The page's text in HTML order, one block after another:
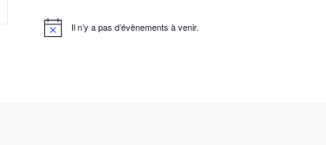
N
Il n’y a pas d’évènements à venir.